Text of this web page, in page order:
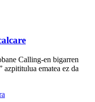
Calling-en bigarren
azpititulua ematea ez da